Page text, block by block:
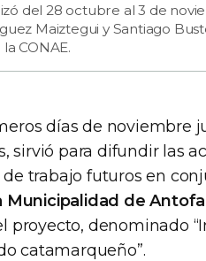
del 28 octubre al 3 de
Maiztegui y Santiago
CONAE.
días de noviembre
sirvió para difundir las
trabajo futuros en
de
proyecto, denominado
catamarqueño”.